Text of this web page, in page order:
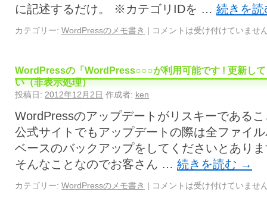
に記述するだけ。 ※カテゴリIDを … 続きを
カテゴリー: WordPressのメモ書き | コメントは受け付けていませ
WordPressの「WordPress○○○が利用可能です ! 更新し
い（非表示処理）
投稿日: 2012年12月2日 作成者: ken
WordPressのアップデートがリスキーである
公式サイトでもアップデートの際は全ファイ
ベースのバックアップをしてくださいとあり
そんなことなのでお客さん … 続きを読む →
カテゴリー: WordPressのメモ書き | コメントは受け付けていませ